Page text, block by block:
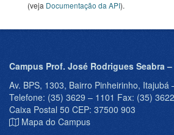
(veja Documentação da API).
Campus Prof. José Rodrigues Seabra –
Av. BPS, 1303, Bairro Pinheirinho, Itajubá
Telefone: (35) 3629 – 1101 Fax: (35)
Caixa Postal 50 CEP: 37500 903
Mapa do Campus